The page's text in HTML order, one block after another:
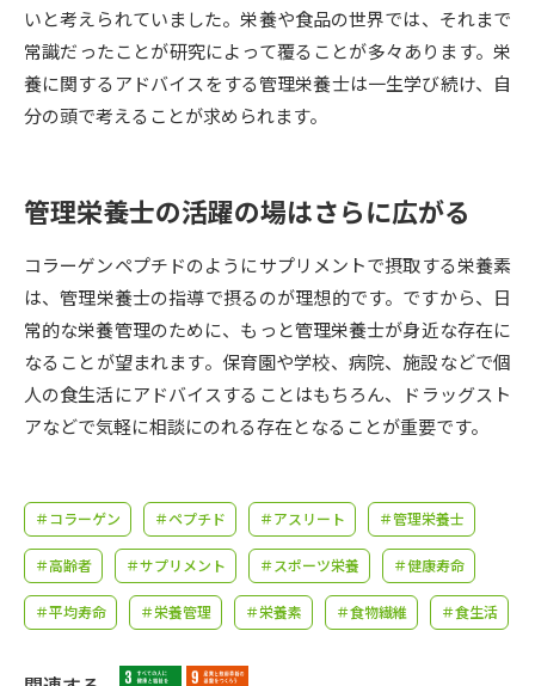
受験準備 資料検索
併願校選び 受験スケジュールを立てよう
先輩が入学を決めた理由 テレメール全国一斉進学調査
新生活お役立ちガイド
学問発見 学問検索
大学で学びたい学問発見
学問のミニ講義「夢ナビ講義」 学問分野解説
いと考えられていました。栄養や食品の世界では、それまで
常識だったことが研究によって覆ることが多々あります。栄
養に関するアドバイスをする管理栄養士は一生学び続け、自
分の頭で考えることが求められます。
管理栄養士の活躍の場はさらに広がる
コラーゲンペプチドのようにサプリメントで摂取する栄養素
は、管理栄養士の指導で摂るのが理想的です。ですから、日
常的な栄養管理のために、もっと管理栄養士が身近な存在に
なることが望まれます。保育園や学校、病院、施設などで個
人の食生活にアドバイスすることはもちろん、ドラッグスト
アなどで気軽に相談にのれる存在となることが重要です。
＃コラーゲン ＃ペプチド ＃アスリート ＃管理栄養士
＃高齢者 ＃サプリメント ＃スポーツ栄養 ＃健康寿命
＃平均寿命 ＃栄養管理 ＃栄養素 ＃食物繊維 ＃食生活